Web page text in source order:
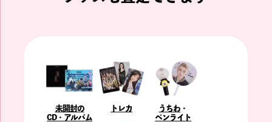
未開封の
CD・アルバム
トレカ うちわ ・
ペンライト